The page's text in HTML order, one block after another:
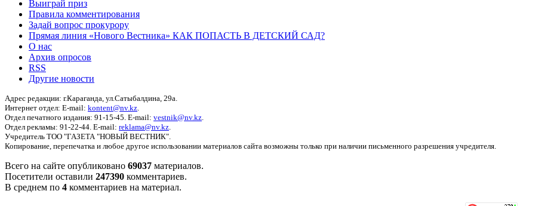
Выиграй приз
Правила комментирования
Задай вопрос прокурору
Прямая линия «Нового Вестника» КАК ПОПАСТЬ В ДЕТСКИЙ САД?
О нас
Архив опросов
RSS
Другие новости
Адрес редакции: г.Караганда, ул.Сатыбалдина, 29а.
Интернет отдел: E-mail: kontent@nv.kz
Отдел печатного издания: 91-15-45. E-mail: vestnik@nv.kz
Отдел рекламы: 91-22-44. E-mail: reklama@nv.kz
Учредитель ТОО "ГАЗЕТА "НОВЫЙ ВЕСТНИК".
Копирование, перепечатка и любое другое использовании материалов сайта возможны только при наличии письменного разрешения учредителя.
Всего на сайте опубликовано 69037 материалов.
Посетители оставили 247390 комментариев.
В среднем по 4 комментариев на материал.